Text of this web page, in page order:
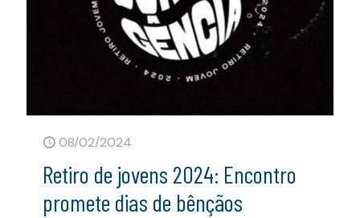
08/02/2024
Retiro de jovens 2024: Encontro
promete dias de bênçãos